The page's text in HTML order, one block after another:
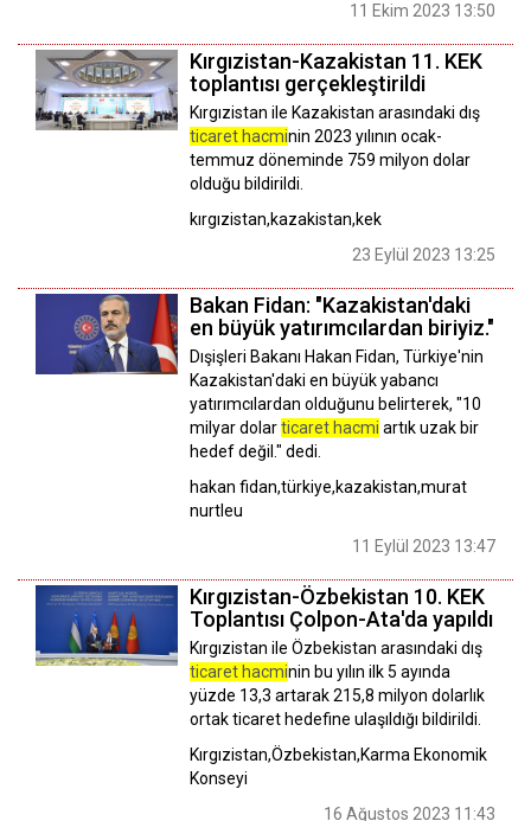
11 Ekim 2023 13:50
Kırgızistan-Kazakistan 11. KEK
toplantısı gerçekleştirildi
Kırgızistan ile Kazakistan arasındaki dış
ticaret hacminin 2023 yılının ocak-
temmuz döneminde 759 milyon dolar
olduğu bildirildi.
kırgızistan,kazakistan,kek
23 Eylül 2023 13:25
Bakan Fidan: "Kazakistan'daki
en büyük yatırımcılardan biriyiz."
Dışişleri Bakanı Hakan Fidan, Türkiye'nin
Kazakistan'daki en büyük yabancı
yatırımcılardan olduğunu belirterek, "10
milyar dolarticaret hacmi artık uzak bir
hedef değil." dedi.
hakan fidan,türkiye,kazakistan,murat
nurtleu
11 Eylül 2023 13:47
Kırgızistan-Özbekistan 10. KEK
Toplantısı Çolpon-Ata'da yapıldı
Kırgızistan ile Özbekistan arasındaki dış
ticaret hacminin bu yılın ilk 5 ayında
yüzde 13,3 artarak 215,8 milyon dolarlık
ortak ticaret hedefine ulaşıldığı bildirildi.
Kırgızistan,Özbekistan,Karma Ekonomik
Konseyi
16 Ağustos 2023 11:43